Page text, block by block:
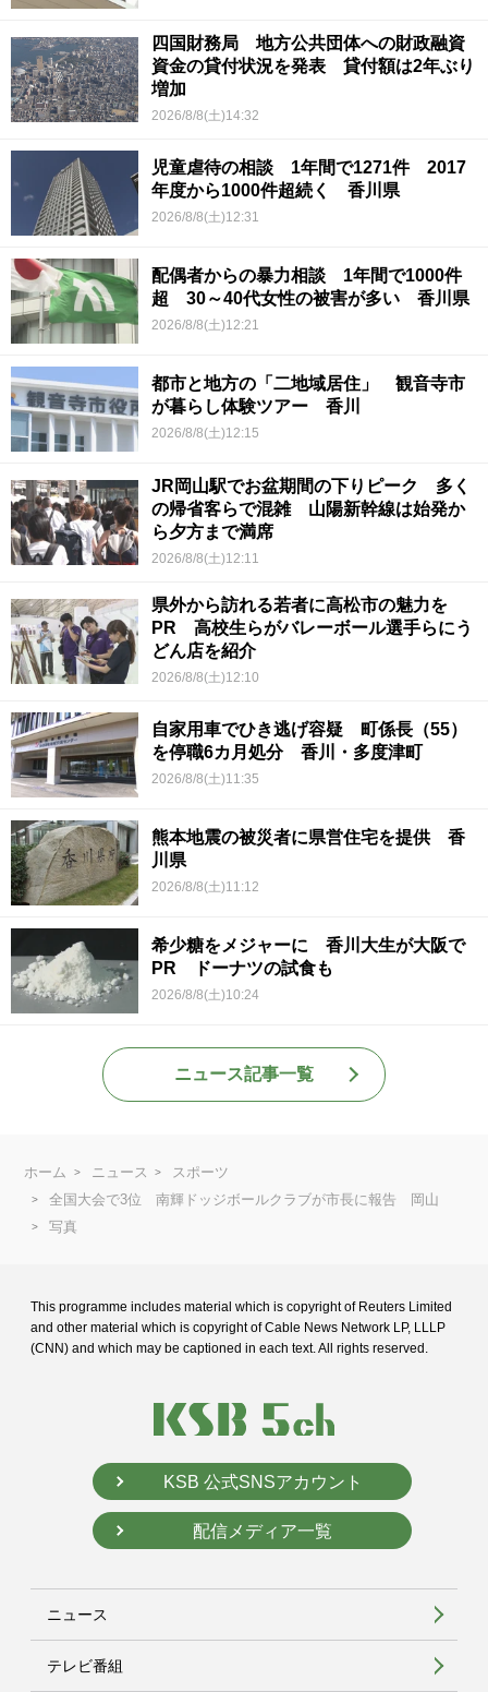
四国財務局 地方公共団体への財政融資
資金の貸付状況を発表 貸付額は2年ぶり
増加
2026/8/8(土)14:32
児童虐待の相談 1年間で1271件 2017
年度から1000件超続く 香川県
2026/8/8(土)12:31
配偶者からの暴力相談 1年間で1000件
超 30～40代女性の被害が多い 香川県
2026/8/8(土)12:21
都市と地方の「二地域居住」 観音寺市
が暮らし体験ツアー 香川
2026/8/8(土)12:15
JR岡山駅でお盆期間の下りピーク 多く
の帰省客らで混雑 山陽新幹線は始発か
ら夕方まで満席
2026/8/8(土)12:11
県外から訪れる若者に高松市の魅力を
PR 高校生らがバレーボール選手らにう
どん店を紹介
2026/8/8(土)12:10
自家用車でひき逃げ容疑 町係長（55）
を停職6カ月処分 香川・多度津町
2026/8/8(土)11:35
熊本地震の被災者に県営住宅を提供 香
川県
2026/8/8(土)11:12
希少糖をメジャーに 香川大生が大阪で
PR ドーナツの試食も
2026/8/8(土)10:24
ニュース記事一覧
ホーム ニュース
スポーツ
全国大会で3位 南輝ドッジボールクラブが市長に報告 岡山
写真
This programme includes material which is copyright of Reuters Limited
and other material which is copyright of Cable News Network LP, LLLP
(CNN) and which may be captioned in each text. All rights reserved.
KSB 公式SNSアカウント
配信メディア一覧
ニュース
テレビ番組